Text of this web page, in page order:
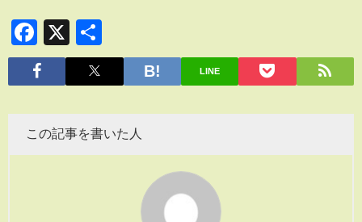
Facebook
X
有
LINE
この記事を書いた人